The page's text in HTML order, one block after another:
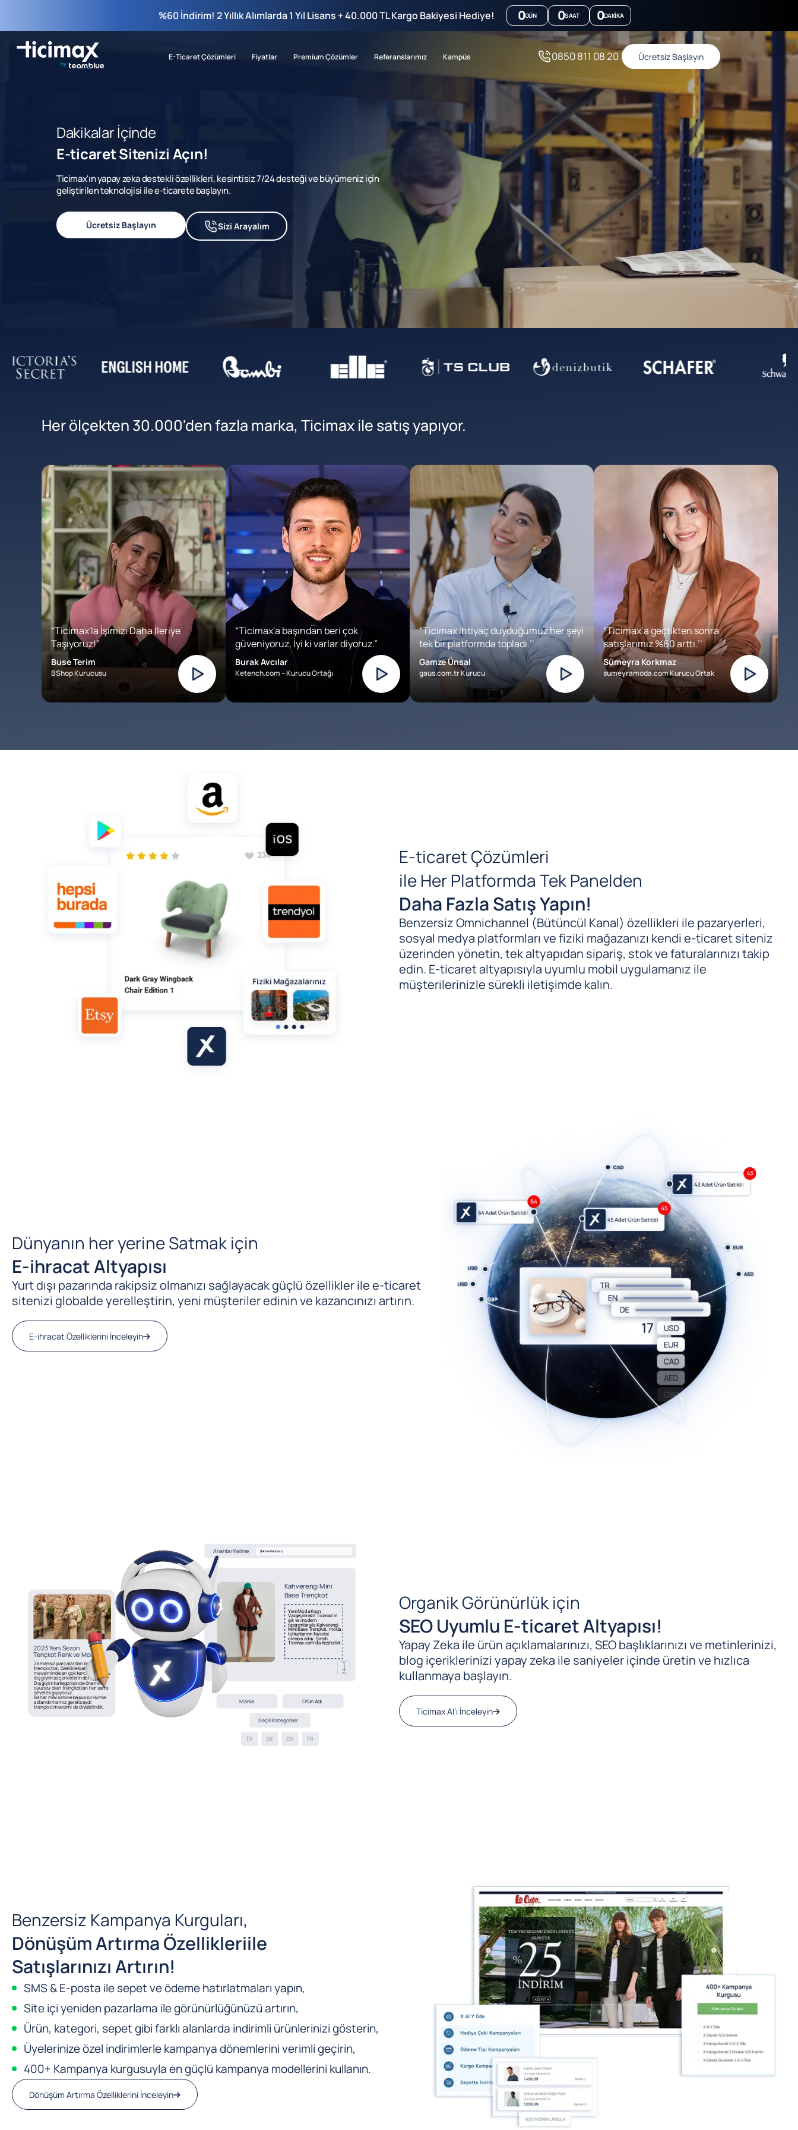
%60 İndirim! 2 Yıllık Alımlarda 1 Yıl Lisans + 40.000 TL Kargo Bakiyesi Hediye! 0GÜN 0SAAT 0DAKIKA
E-Ticaret Çözümleri Fiyatlar Premium Çözümler Referanslarımız Kampüs 0850 811 08 20 Ücretsiz Başlayın
Dakikalar İçinde
E-ticaret Sitenizi Açın!
Ticimax'ın yapay zeka destekli özellikleri, kesintisiz 7/24 desteği ve büyümeniz için
geliştirilen teknolojisi ile e-ticarete başlayın.
Ücretsiz Başlayın Sizi Arayalım
Her ölçekten 30.000'den fazla marka, Ticimax ile satış yapıyor.
“Ticimax'la İşimizi Daha İleriye
Taşıyoruz!”
Buse Terim
BShop Kurucusu
“Ticimax'a başından beri çok
güveniyoruz. İyi ki varlar diyoruz.”
Burak Avcılar
Ketench.com – Kurucu Ortağı
“Ticimax ihtiyaç duyduğumuz her şeyi
tek bir platformda topladı.’’
Gamze Ünsal
gaus.com.tr Kurucu
“Ticimax’a geçtikten sonra
satışlarımız %60 arttı.’’
Sümeyra Korkmaz
sumeyramoda.com Kurucu Ortak
E-ticaret Çözümleri
ile Her Platformda Tek Panelden
Daha Fazla Satış Yapın!
Benzersiz Omnichannel (Bütüncül Kanal) özellikleri ile pazaryerleri,
sosyal medya platformları ve fiziki mağazanızı kendi e-ticaret siteniz
üzerinden yönetin, tek altyapıdan sipariş, stok ve faturalarınızı takip
edin. E-ticaret altyapısıyla uyumlu mobil uygulamanız ile
müşterilerinizle sürekli iletişimde kalın.
Dünyanın her yerine Satmak için
E-ihracat Altyapısı
Yurt dışı pazarında rakipsiz olmanızı sağlayacak güçlü özellikler ile e-ticaret
sitenizi globalde yerelleştirin, yeni müşteriler edinin ve kazancınızı artırın.
E-ihracat Özelliklerini İnceleyin
Organik Görünürlük için
SEO Uyumlu E-ticaret Altyapısı!
Yapay Zeka ile ürün açıklamalarınızı, SEO başlıklarınızı ve metinlerinizi,
blog içeriklerinizi yapay zeka ile saniyeler içinde üretin ve hızlıca
kullanmaya başlayın.
Ticimax AI’ı İnceleyin
Benzersiz Kampanya Kurguları,
Dönüşüm Artırma Özellikleriile
Satışlarınızı Artırın!
SMS & E-posta ile sepet ve ödeme hatırlatmaları yapın,
Site içi yeniden pazarlama ile görünürlüğünüzü artırın,
Ürün, kategori, sepet gibi farklı alanlarda indirimli ürünlerinizi gösterin,
Üyelerinize özel indirimlerle kampanya dönemlerini verimli geçirin,
400+ Kampanya kurgusuyla en güçlü kampanya modellerini kullanın.
Dönüşüm Artırma Özelliklerini İnceleyin